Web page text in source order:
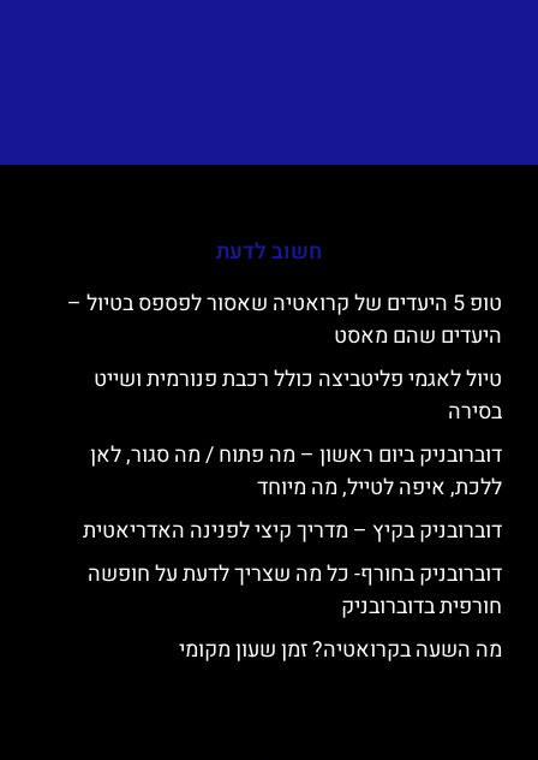
חשוב לדעת
טופ 5 היעדים של קרואטיה שאסור לפספס בטיול –
היעדים שהם מאסט
טיול לאגמי פליטביצה כולל רכבת פנורמית ושייט
בסירה
דוברובניק ביום ראשון – מה פתוח / מה סגור, לאן
ללכת, איפה לטייל, מה מיוחד
דוברובניק בקיץ – מדריך קיצי לפנינה האדריאטית
דוברובניק בחורף- כל מה שצריך לדעת על חופשה
חורפית בדוברובניק
מה השעה בקרואטיה? זמן שעון מקומי